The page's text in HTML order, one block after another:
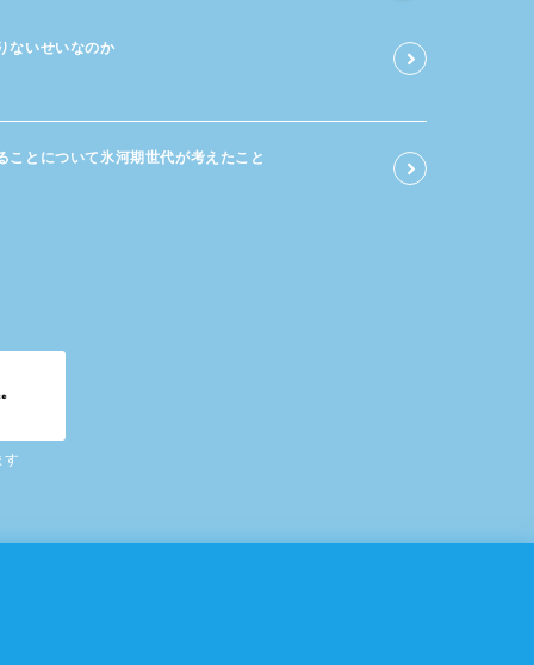
ないせいなのか
ことに​ついて​氷河期世代が​考えた​こと
す